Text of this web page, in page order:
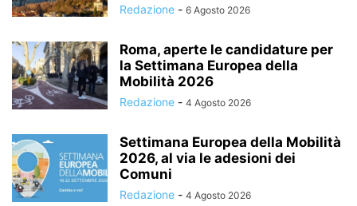
Redazione - 6 Agosto 2026
Roma, aperte le candidature per
la Settimana Europea della
Mobilità 2026
Redazione - 4 Agosto 2026
Settimana Europea della Mobilità
2026, al via le adesioni dei
Comuni
Redazione - 4 Agosto 2026